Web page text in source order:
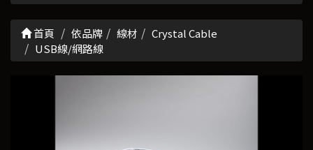
首頁 依品牌 線材
Crystal Cable
USB線/網路線